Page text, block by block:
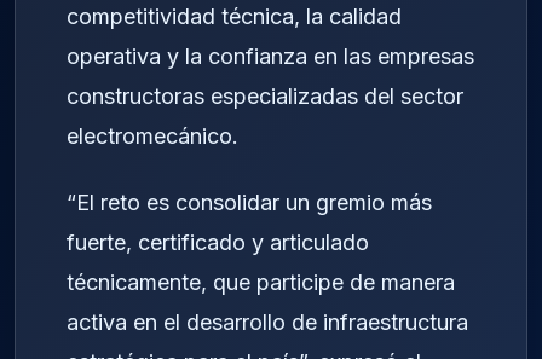
competitividad técnica, la calidad
operativa y la confianza en las empresas
constructoras especializadas del sector
electromecánico.
“El reto es consolidar un gremio más
fuerte, certificado y articulado
técnicamente, que participe de manera
activa en el desarrollo de infraestructura